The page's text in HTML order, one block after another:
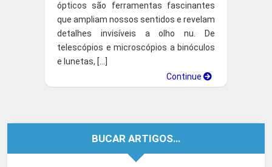
ópticos são ferramentas fascinantes
que ampliam nossos sentidos e revelam
detalhes invisíveis a olho nu. De
telescópios e microscópios a binóculos
e lunetas, […]
Continue
BUCAR ARTIGOS…